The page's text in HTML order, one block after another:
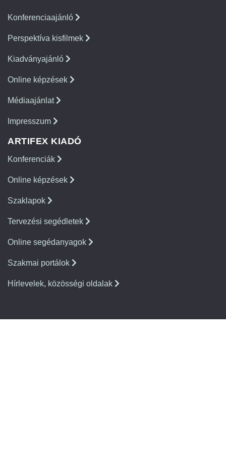
Konferenciaajánló
Perspektíva kisfilmek
Kiadványajánló
Online képzések
Médiaajánlat
Impresszum
ARTIFEX KIADÓ
Konferenciák
Online képzések
Szaklapok
Tervezési segédletek
Online segédanyagok
Szakmai portálok
Hírlevelek, közösségi oldalak